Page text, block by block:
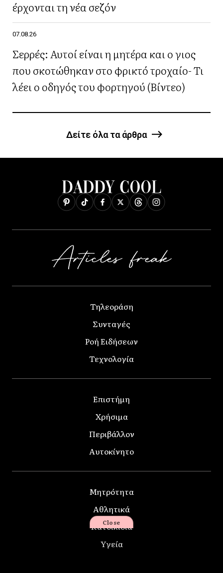
έρχονται τη νέα σεζόν
07.08.26
Σερρές: Αυτοί είναι η μητέρα και ο γιος
που σκοτώθηκαν στο φρικτό τροχαίο- Τι
λέει ο οδηγός του φορτηγού (Βίντεο)
Δείτε όλα τα άρθρα
Τηλεοράση
Συνταγές
Ροή Ειδήσεων
Τεχνολογία
Επιστήμη
Χρήσιμα
Περιβάλλον
Αυτοκίνητο
Μητρότητα
Αθλητικά
Κατοικίδια
Υγεία
Close